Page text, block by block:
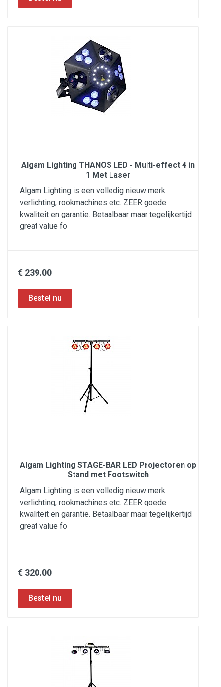
Algam Lighting THANOS LED - Multi-effect 4 in
1 Met Laser
Algam Lighting is een volledig nieuw merk
verlichting, rookmachines etc. ZEER goede
kwaliteit en garantie. Betaalbaar maar tegelijkertijd
great value fo
€ 239.00
Algam Lighting STAGE-BAR LED Projectoren op
Stand met Footswitch
Algam Lighting is een volledig nieuw merk
verlichting, rookmachines etc. ZEER goede
kwaliteit en garantie. Betaalbaar maar tegelijkertijd
great value fo
€ 320.00